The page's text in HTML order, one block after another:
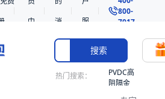
中
消
息
服
务
800-
7017
搜索
热门搜索：
PVDC高
阻隔金